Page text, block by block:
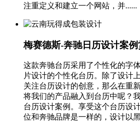
注重定义和建立一个网站，并......
梅赛德斯-奔驰日历设计案
这款奔驰台历采用了个性化的字
片设计的个性化台历。除了设计
关注台历设计的创意，那么在重
将我们的产品融入到台历中呢？
台历设计案例。享受这个台历设
位和奔驰品牌是一样的，设计以